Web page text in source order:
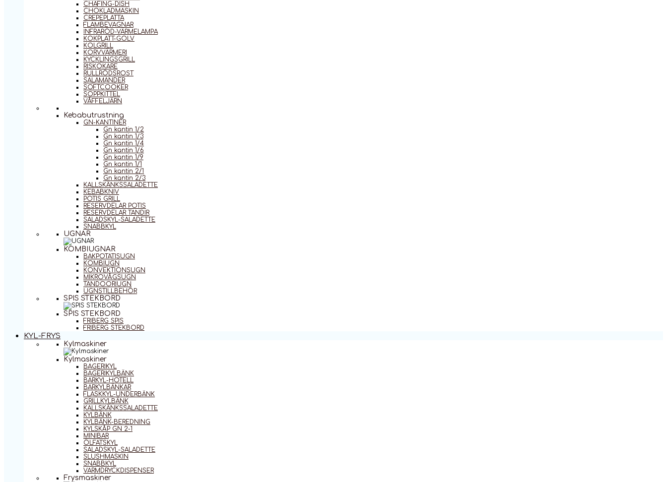
CHAFING-DISH
CHOKLADMASKIN
CREPEPLATTA
FLAMBEVAGNAR
INFRARÖD-VÄRMELAMPA
KOKPLATT-GOLV
KOLGRILL
KORVVÄRMERI
KYCKLINGSGRILL
RISKOKARE
RULLRÖDSROST
SALAMANDER
SOFTCOOKER
SOPPKITTEL
VÅFFELJÄRN
Kebabutrustning
GN-KANTINER
Gn kantin 1/2
Gn kantin 1/3
Gn kantin 1/4
Gn kantin 1/6
Gn kantin 1/9
Gn kantin 1/1
Gn kantin 2/1
Gn kantin 2/3
KALLSKÄNKSSALADETTE
KEBABKNIV
POTIS GRILL
RESERVDELAR POTIS
RESERVDELAR TANDIR
SALADSKYL-SALADETTE
SNABBKYL
UGNAR
KOMBIUGNAR
BAKPOTATISUGN
KOMBIUGN
KONVEKTIONSUGN
MIKROVÅGSUGN
TANDOORIUGN
UGNSTILLBEHÖR
SPIS STEKBORD
SPIS STEKBORD
FRIBERG SPIS
FRIBERG STEKBORD
KYL-FRYS
Kylmaskiner
Kylmaskiner
BAGERIKYL
BAGERIKYLBÄNK
BARKYL-HOTELL
BARKYLBÄNKAR
FLASKKYL-UNDERBÄNK
GRILLKYLBÄNK
KALLSKÄNKSSALADETTE
KYLBÄNK
KYLBÄNK-BEREDNING
KYLSKÅP GN 2-1
MINIBAR
ÖLFATSKYL
SALADSKYL-SALADETTE
SLUSHMASKIN
SNABBKYL
VARMDRYCKDISPENSER
Frysmaskiner